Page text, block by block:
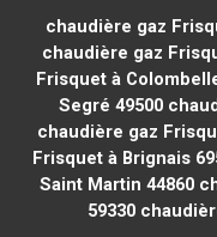
chaudière gaz
chaudière gaz
Frisquet à
Segré 49500
chaudière gaz
Frisquet à Brignais
Saint Martin 44860
59330